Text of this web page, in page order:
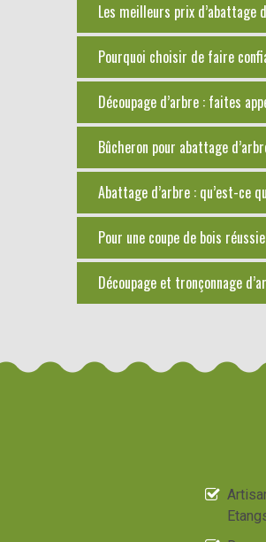
Les meilleurs prix d’abattage
Pourquoi choisir de faire
Découpage d’arbre : faites
Bûcheron pour abattage
Abattage d’arbre : qu’est-ce
Pour une coupe de bois
Découpage et tronçonnage